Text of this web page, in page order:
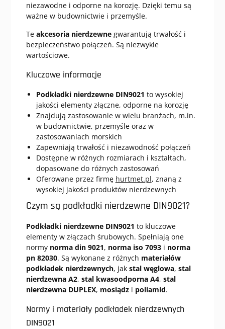
niezawodne i odporne na korozję. Dzięki temu są
ważne w budownictwie i przemyśle.
Te akcesoria nierdzewnegwarantują trwałość i
bezpieczeństwo połączeń. Są niezwykle
wartościowe.
Kluczowe informacje
Podkładki nierdzewne DIN9021 to wysokiej
jakości elementy złączne, odporne na korozję
Znajdują zastosowanie w wielu branżach, m.in.
w budownictwie, przemyśle oraz w
zastosowaniach morskich
Zapewniają trwałość i niezawodność połączeń
Dostępne w różnych rozmiarach i kształtach,
dopasowane do różnych zastosowań
Oferowane przez firmę hurtmet.pl, znaną z
wysokiej jakości produktów nierdzewnych
Czym są podkładki nierdzewne DIN9021?
Podkładki nierdzewne DIN9021 to kluczowe
elementy w złączach śrubowych. Spełniają one
normy norma din 9021, norma iso 7093i norma
pn 82030. Są wykonane z różnych materiałów
podkładek nierdzewnych, jak stal węglowa, stal
nierdzewna A2, stal kwasoodporna A4, stal
nierdzewna DUPLEX, mosiądzi poliamid.
Normy i materiały podkładek nierdzewnych
DIN9021